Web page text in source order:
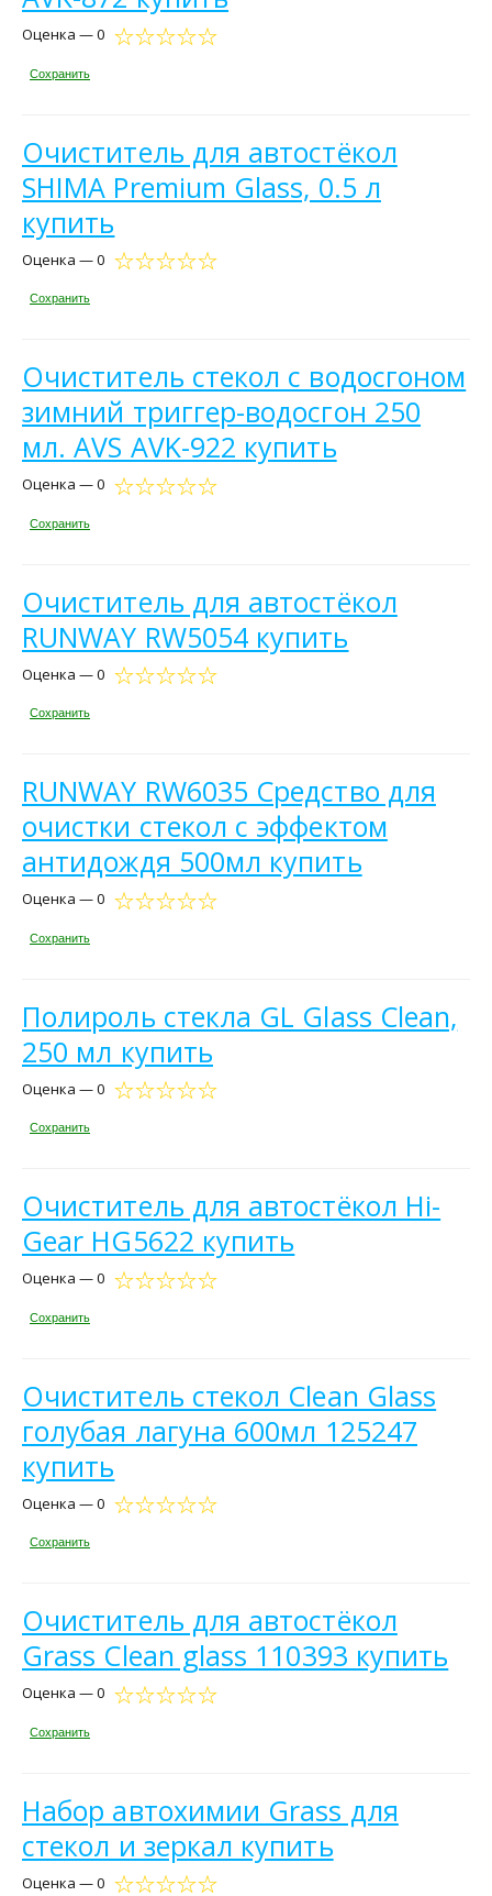
Оценка — 0
Сохранить
Очиститель для автостёкол
SHIMA Premium Glass, 0.5 л
купить
Оценка — 0
Сохранить
Очиститель стекол с водосгоном
зимний триггер-водосгон 250
мл. AVS AVK-922 купить
Оценка — 0
Сохранить
Очиститель для автостёкол
RUNWAY RW5054 купить
Оценка — 0
Сохранить
RUNWAY RW6035 Средство для
очистки стекол с эффектом
антидождя 500мл купить
Оценка — 0
Сохранить
Полироль стекла GL Glass Clean,
250 мл купить
Оценка — 0
Сохранить
Очиститель для автостёкол Hi-
Gear HG5622 купить
Оценка — 0
Сохранить
Очиститель стекол Clean Glass
голубая лагуна 600мл 125247
купить
Оценка — 0
Сохранить
Очиститель для автостёкол
Grass Clean glass 110393 купить
Оценка — 0
Сохранить
Набор автохимии Grass для
стекол и зеркал купить
Оценка — 0